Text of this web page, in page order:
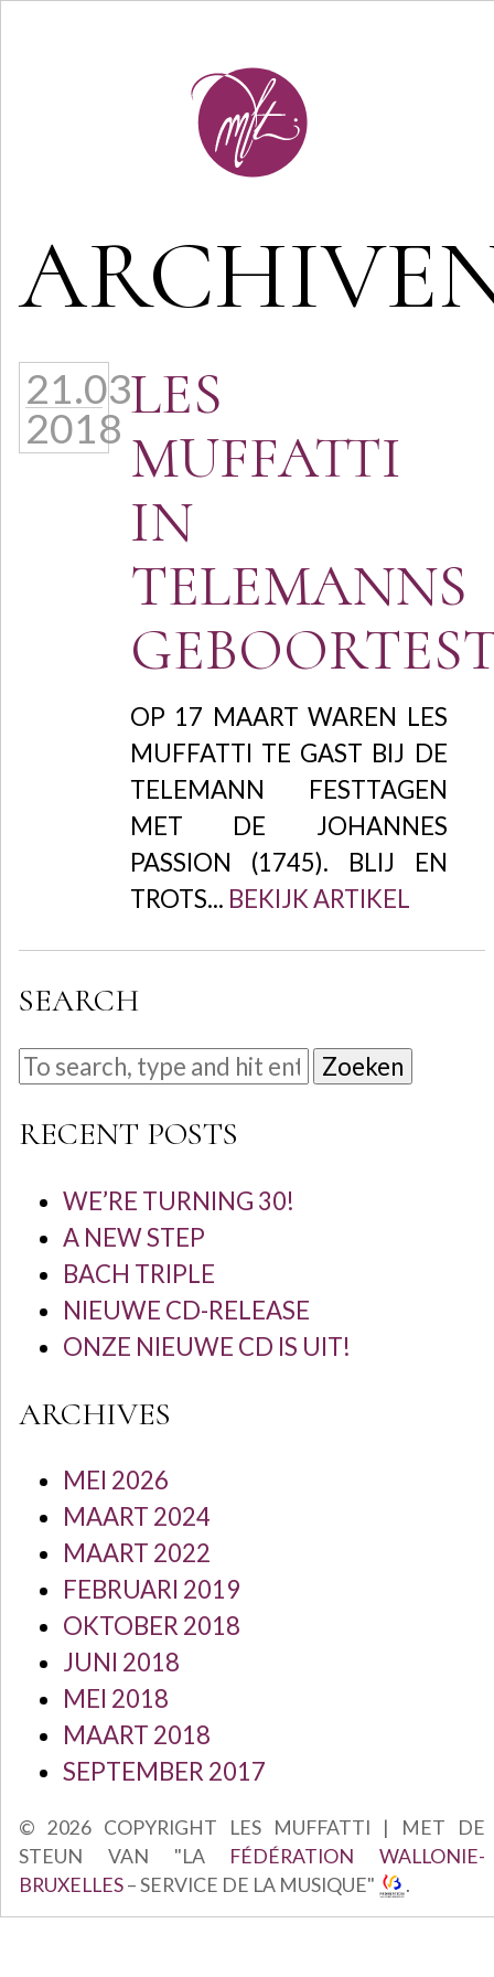
21.03
2018 LES
MUFFATTI
IN
TELEMANNS
OP 17 MAART WAREN LES
MUFFATTI TE GAST BIJ DE
TELEMANN FESTTAGEN
MET DE JOHANNES
PASSION (1745). BLIJ EN
TROTS... BEKIJK ARTIKEL
SEARCH
Zoeken
RECENT POSTS
WE’RE TURNING 30!
A NEW STEP
BACH TRIPLE
NIEUWE CD-RELEASE
ONZE NIEUWE CD IS UIT!
ARCHIVES
MEI 2026
MAART 2024
MAART 2022
FEBRUARI 2019
OKTOBER 2018
JUNI 2018
MEI 2018
MAART 2018
SEPTEMBER 2017
© 2026 COPYRIGHT LES MUFFATTI | MET DE
STEUN VAN "LA FÉDÉRATION WALLONIE-
BRUXELLES– SERVICE DE LA MUSIQUE" .